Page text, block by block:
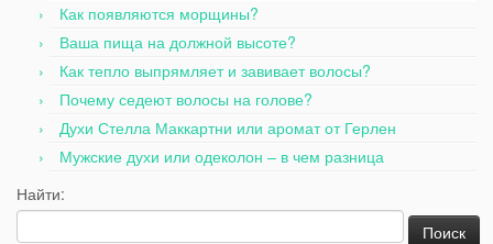
Как появляются морщины?
Ваша пища на должной высоте?
Как тепло выпрямляет и завивает волосы?
Почему седеют волосы на голове?
Духи Стелла Маккартни или аромат от Герлен
Мужские духи или одеколон – в чем разница
Найти: